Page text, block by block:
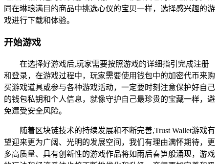
同在琳琅满目的商品中挑选心仪的宝贝一样，选择感兴趣的游
戏进行下载和体验。
开始游戏
在选择好游戏后,玩家需要按照游戏的详细指引完成注册
和登录，在游戏过程中，玩家需要使用钱包中的加密代币来购
买游戏道具或参与各种游戏活动，一定要时刻注意保护好自己
的钱包私钥和个人信息，就像守护自己最珍贵的宝藏一样，避
免遭受安全风险。
随着区块链技术的持续发展和不断完善,Trust Wallet游戏有
望迎来更为广阔、光明的发展空间，我们有理由满怀期待，更
多高质量、具有创新性的游戏作品将如雨后春笋般涌现，游戏